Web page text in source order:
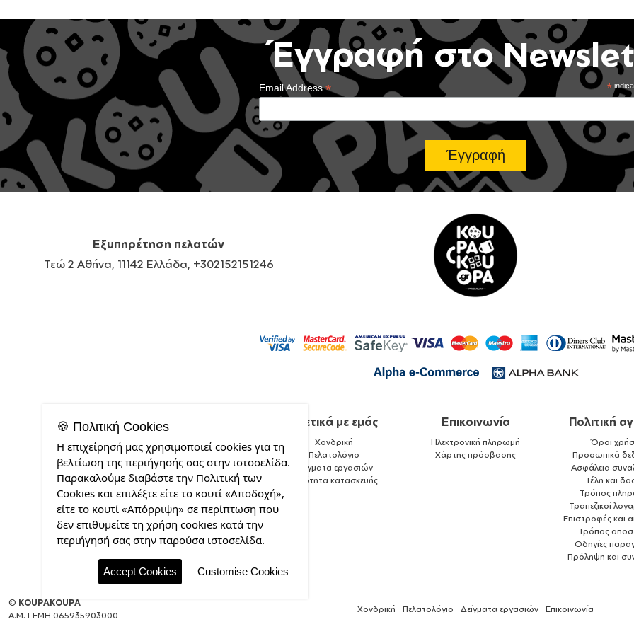
Έγγραφή στο
*
Email Address*
Εξυπηρέτηση πελατών
Τεώ 2 Αθήνα, 11142 Ελλάδα, +302152151246
Σχετικά με εμάς
Χονδρική
Πελατολόγιο
Δείγματα εργασιών
Ποιότητα κατασκευής
Επικοινωνία
Ηλεκτρονική πληρωμή
Χάρτης πρόσβασης
Πολιτική
Όροι
Προσωπικά
Ασφάλεια
Τέλη και
Τρόπος
Τραπεζικοί
Επιστροφές και
Τρόπος
Οδηγίες
Πρόληψη και
© KOUPAKOUPA
Α.Μ. ΓΕΜΗ 065935903000
Χονδρική Πελατολόγιο Δείγματα εργασιών Επικοινωνία
🍪 Πολιτική Cookies
Η επιχείρησή μας χρησιμοποιεί cookies για τη
βελτίωση της περιήγησής σας στην ιστοσελίδα.
Παρακαλούμε διαβάστε την Πολιτική των
Cookies και επιλέξτε είτε το κουτί «Αποδοχή»,
είτε το κουτί «Απόρριψη» σε περίπτωση που
δεν επιθυμείτε τη χρήση cookies κατά την
περιήγησή σας στην παρούσα ιστοσελίδα.
Accept Cookies Customise Cookies